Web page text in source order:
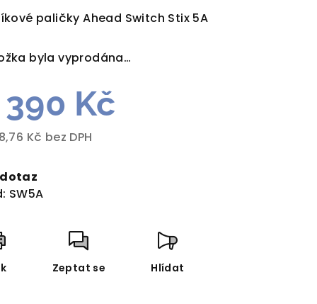
paličky Ahead Switch Stix 5A
byla vyprodána…
390 Kč
Kč bez DPH
SW5A
Zeptat se Hlídat